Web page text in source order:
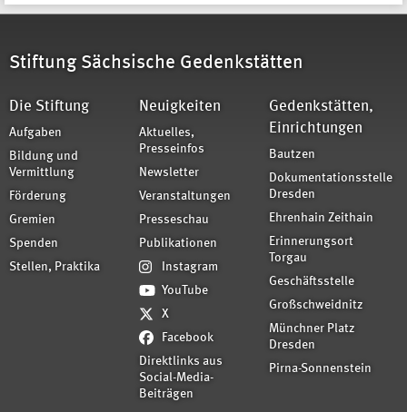
Stiftung Sächsische Gedenkstätten
Die Stiftung
Aufgaben
Bildung und
Vermittlung
Förderung
Gremien
Spenden
Stellen, Praktika
Neuigkeiten
Aktuelles,
Presseinfos
Newsletter
Veranstaltungen
Presseschau
Publikationen
Instagram
YouTube
X
Facebook
Direktlinks aus
Social-Media-
Beiträgen
Gedenkstätten,
Einrichtungen
Bautzen
Dokumentationsstelle
Dresden
Ehrenhain Zeithain
Erinnerungsort
Torgau
Geschäftsstelle
Großschweidnitz
Münchner Platz
Dresden
Pirna-Sonnenstein